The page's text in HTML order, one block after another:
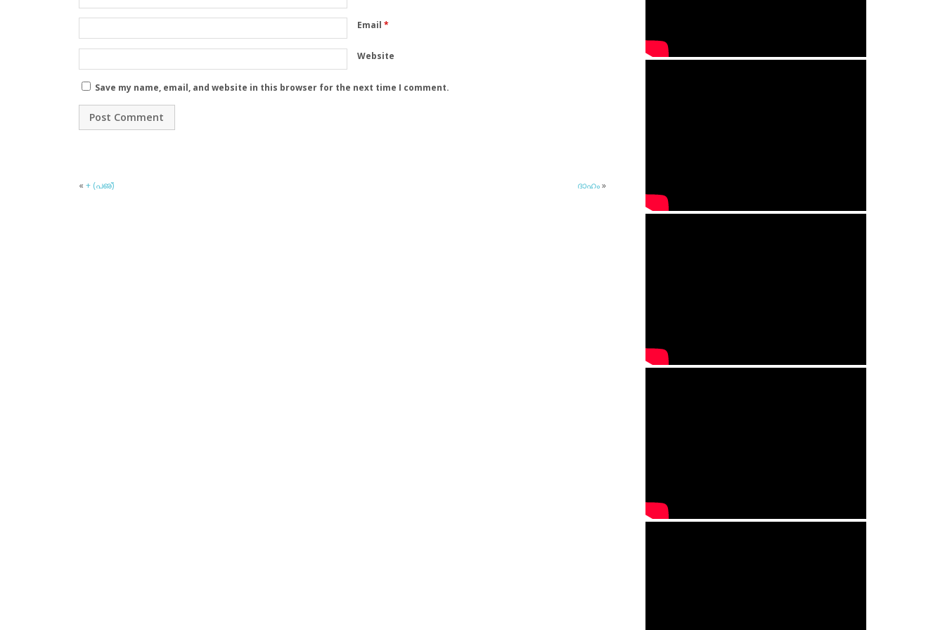
Email *
Website
Save my name, email, and website in this browser for the next time I comment.
« + (പഌ്) ദാഹം»